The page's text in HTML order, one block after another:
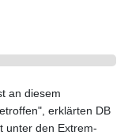
an diesem
erklärten DB
unter den Extrem-